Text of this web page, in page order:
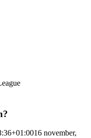
16 november,